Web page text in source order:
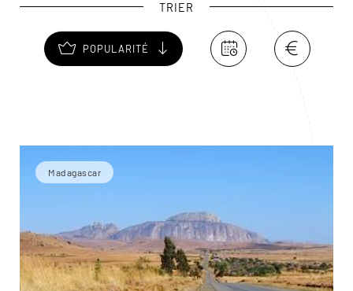
TRIER
POPULARITÉ
Madagascar